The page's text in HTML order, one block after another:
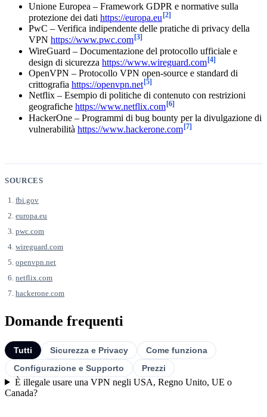
Unione Europea – Framework GDPR e normative sulla
protezione dei dati https://europa.eu [2]
PwC – Verifica indipendente delle pratiche di privacy della
VPN https://www.pwc.com [3]
WireGuard – Documentazione del protocollo ufficiale e
design di sicurezza https://www.wireguard.com [4]
OpenVPN – Protocollo VPN open-source e standard di
crittografia https://openvpn.net [5]
Netflix – Esempio di politiche di contenuto con restrizioni
geografiche https://www.netflix.com [6]
HackerOne – Programmi di bug bounty per la divulgazione di
vulnerabilità https://www.hackerone.com [7]
SOURCES
fbi.gov
europa.eu
pwc.com
wireguard.com
openvpn.net
netflix.com
hackerone.com
Domande frequenti
Tutti Sicurezza e Privacy
Come funziona
Configurazione e Supporto
Prezzi
È illegale usare una VPN negli USA, Regno Unito, UE o
Canada?